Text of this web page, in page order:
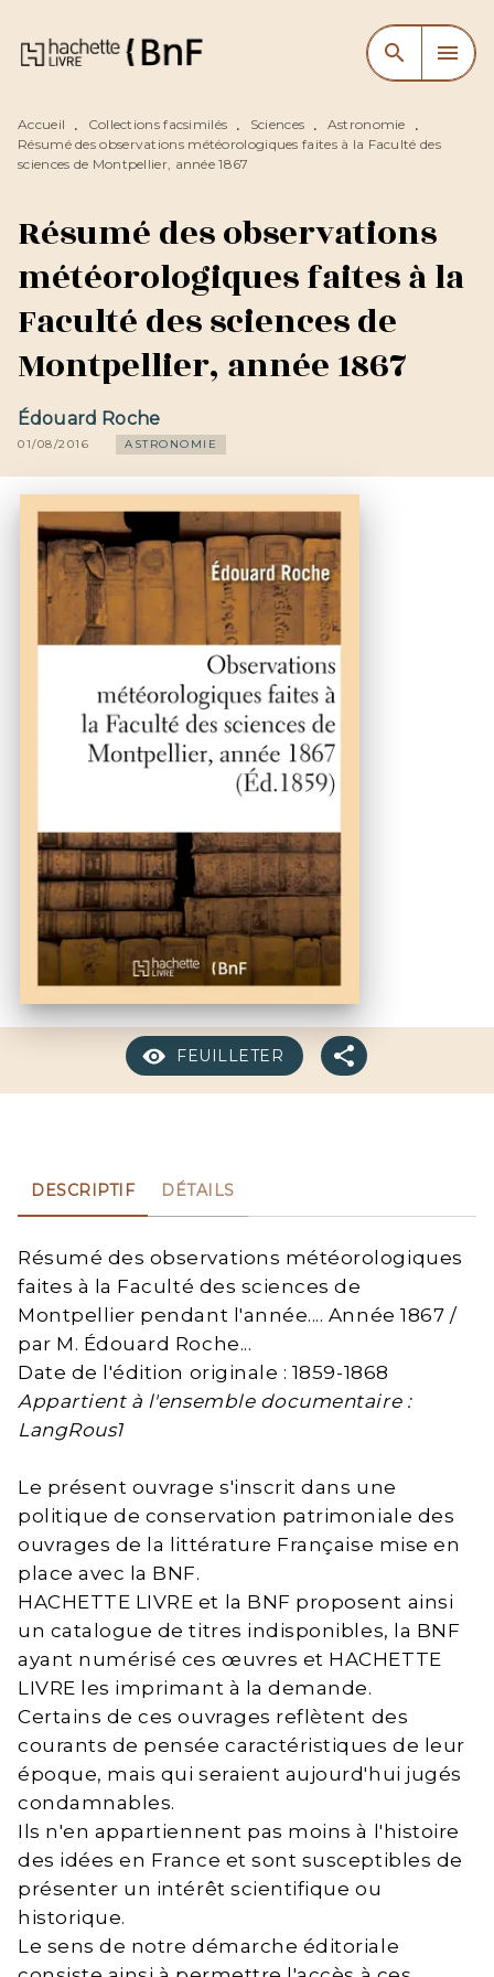
MENU RECHERCHE
CONTENU
search menu
Accueil • Collections facsimilés • Sciences • Astronomie
•
Résumé des observations météorologiques faites à la Faculté des
sciences de Montpellier, année 1867
Résumé des observations
météorologiques faites à la
Faculté des sciences de
Montpellier, année 1867
Édouard Roche
01/08/2016 ASTRONOMIE
FEUILLETER
DESCRIPTIF DÉTAILS
Résumé des observations météorologiques
faites à la Faculté des sciences de
Montpellier pendant l'année.... Année 1867 /
par M. Édouard Roche...
Date de l'édition originale : 1859-1868
Appartient à l'ensemble documentaire :
LangRous1
Le présent ouvrage s'inscrit dans une
politique de conservation patrimoniale des
ouvrages de la littérature Française mise en
place avec la BNF.
HACHETTE LIVRE et la BNF proposent ainsi
un catalogue de titres indisponibles, la BNF
ayant numérisé ces œuvres et HACHETTE
LIVRE les imprimant à la demande.
Certains de ces ouvrages reflètent des
courants de pensée caractéristiques de leur
époque, mais qui seraient aujourd'hui jugés
condamnables.
Ils n'en appartiennent pas moins à l'histoire
des idées en France et sont susceptibles de
présenter un intérêt scientifique ou
historique.
Le sens de notre démarche éditoriale